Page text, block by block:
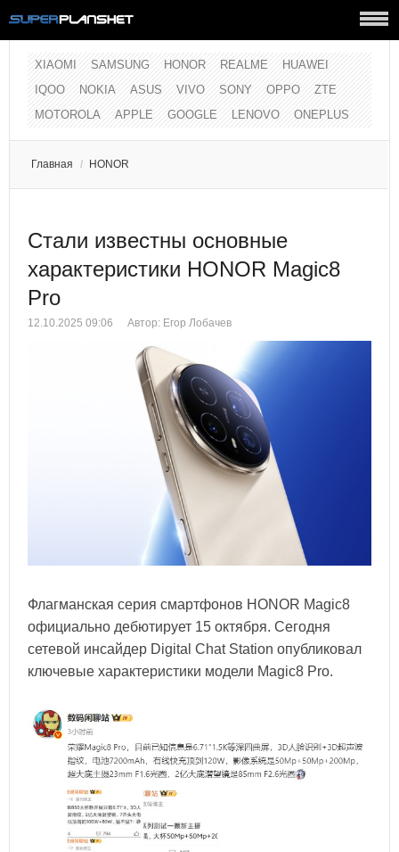
XIAOMI SAMSUNG HONOR REALME
HUAWEI
IQOO
NOKIA ASUS VIVO SONY OPPO
ZTE
MOTOROLA
APPLE GOOGLE LENOVO ONEPLUS
Главная / HONOR
Стали известны основные
характеристики HONOR Magic8
Pro
12.10.2025 09:06 Автор: Егор Лобачев
Флагманская серия смартфонов HONOR Magic8
официально дебютирует 15 октября. Сегодня
сетевой инсайдер Digital Chat Station опубликовал
ключевые характеристики модели Magic8 Pro.